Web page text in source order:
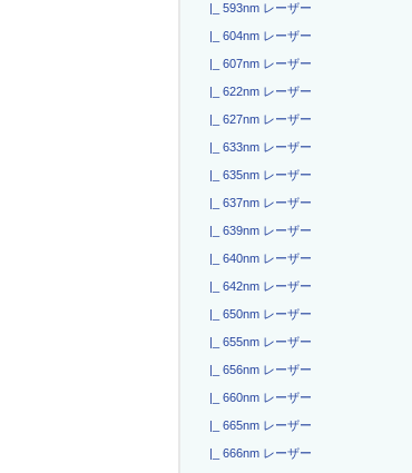
|_ 593nm レーザー
|_ 604nm レーザー
|_ 607nm レーザー
|_ 622nm レーザー
|_ 627nm レーザー
|_ 633nm レーザー
|_ 635nm レーザー
|_ 637nm レーザー
|_ 639nm レーザー
|_ 640nm レーザー
|_ 642nm レーザー
|_ 650nm レーザー
|_ 655nm レーザー
|_ 656nm レーザー
|_ 660nm レーザー
|_ 665nm レーザー
|_ 666nm レーザー